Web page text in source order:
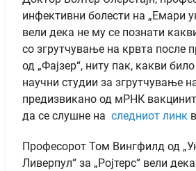
инфективни болести на „Емари
вели дека не му се познати
со згрутчување на крвта после
од „Фајзер“, ниту пак, какви
научни студии за згрутчување
предизвикано од мРНК
да се слушне на следниот линк
Професорот Том Вингфилд од
Ливерпул“ за „Ројтерс“ вели